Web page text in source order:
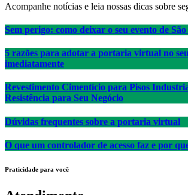
Acompanhe notícias e leia nossas dicas sobre
Sem perigo: como deixar o seu evento de
5 razões para adotar a portaria virtual no
imediatamente
Revestimento Cimentício para Pisos
Resistência para Seu Negócio
Dúvidas frequentes sobre a portaria virtual
O que um controlador de acesso faz e por
Praticidade para você